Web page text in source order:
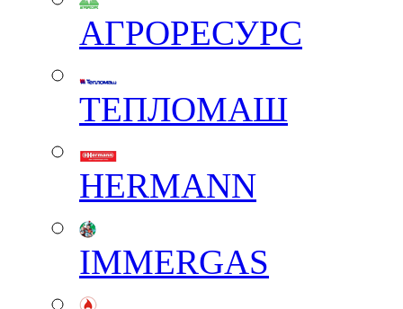
АГРОРЕСУРС
ТЕПЛОМАШ
HERMANN
IMMERGAS